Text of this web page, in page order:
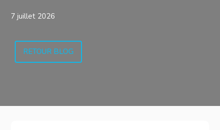
7 juillet 2026
RETOUR BLOG